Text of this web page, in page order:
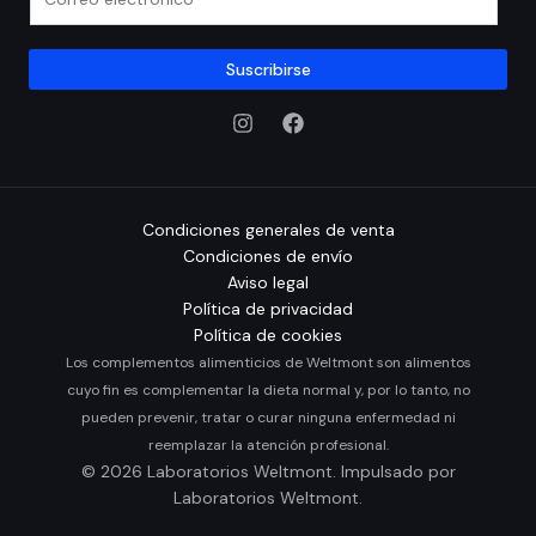
e
l
Suscribirse
Condiciones generales de venta
Condiciones de envío
Aviso legal
Política de privacidad
Política de cookies
Los complementos alimenticios de Weltmont son alimentos
cuyo fin es complementar la dieta normal y, por lo tanto, no
pueden prevenir, tratar o curar ninguna enfermedad ni
reemplazar la atención profesional.
© 2026 Laboratorios Weltmont. Impulsado por
Laboratorios Weltmont.